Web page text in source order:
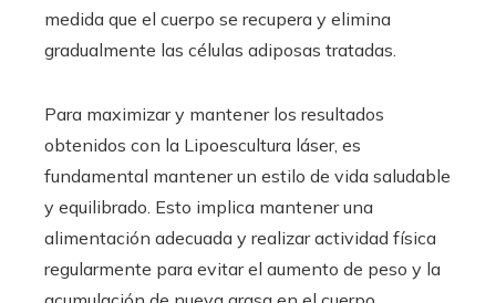
medida que el cuerpo se recupera y elimina
gradualmente las células adiposas tratadas.
Para maximizar y mantener los resultados
obtenidos con la Lipoescultura láser, es
fundamental mantener un estilo de vida saludable
y equilibrado. Esto implica mantener una
alimentación adecuada y realizar actividad física
regularmente para evitar el aumento de peso y la